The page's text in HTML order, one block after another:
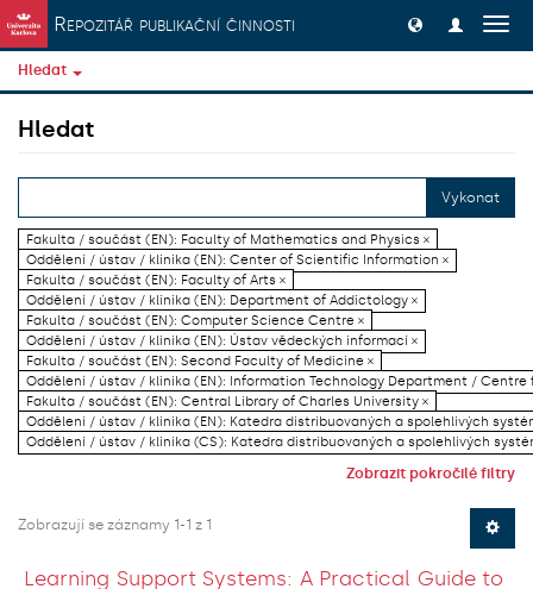
Přeskočit na obsah
Repozitář publikační činnosti
Hledat
Hledat
Vykonat
Fakulta / součást (EN): Faculty of Mathematics and Physics ×
Oddělení / ústav / klinika (EN): Center of Scientific Information ×
Fakulta / součást (EN): Faculty of Arts ×
Oddělení / ústav / klinika (EN): Department of Addictology ×
Fakulta / součást (EN): Computer Science Centre ×
Oddělení / ústav / klinika (EN): Ústav vědeckých informací ×
Fakulta / součást (EN): Second Faculty of Medicine ×
Oddělení / ústav / klinika (EN): Information Technology Department / Centre
Fakulta / součást (EN): Central Library of Charles University ×
Oddělení / ústav / klinika (EN): Katedra distribuovaných a spolehlivých
Oddělení / ústav / klinika (CS): Katedra distribuovaných a spolehlivých
Zobrazit pokročilé filtry
Zobrazují se záznamy 1-1 z 1
Learning Support Systems: A Practical Guide to